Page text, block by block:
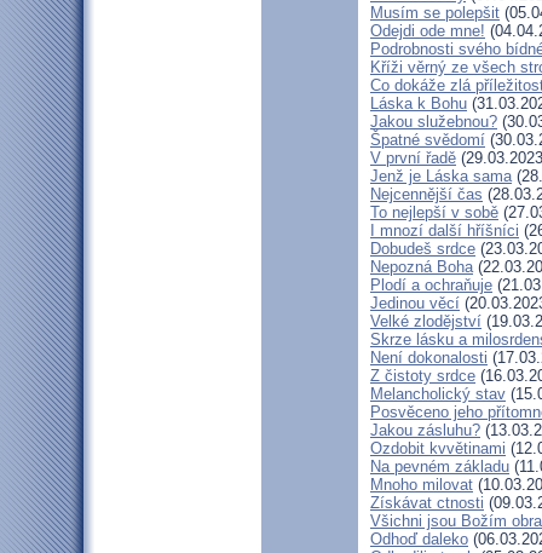
Musím se polepšit
Odejdi ode mne!
Podrobnosti svého
Kříži věrný ze všech
Co dokáže zlá
Láska k Bohu
Jakou služebnou?
Špatné svědomí
V první řadě
Jenž je Láska sama
Nejcennější čas
To nejlepší v sobě
I mnozí další hříšníci
Dobudeš srdce
Nepozná Boha
Plodí a ochraňuje
Jedinou věcí
Velké zlodějství
Skrze lásku a
Není dokonalosti
Z čistoty srdce
Melancholický stav
Posvěceno jeho
Jakou zásluhu?
Ozdobit kvvětinami
Na pevném základu
Mnoho milovat
Získávat ctnosti
Všichni jsou Božím
Odhoď daleko